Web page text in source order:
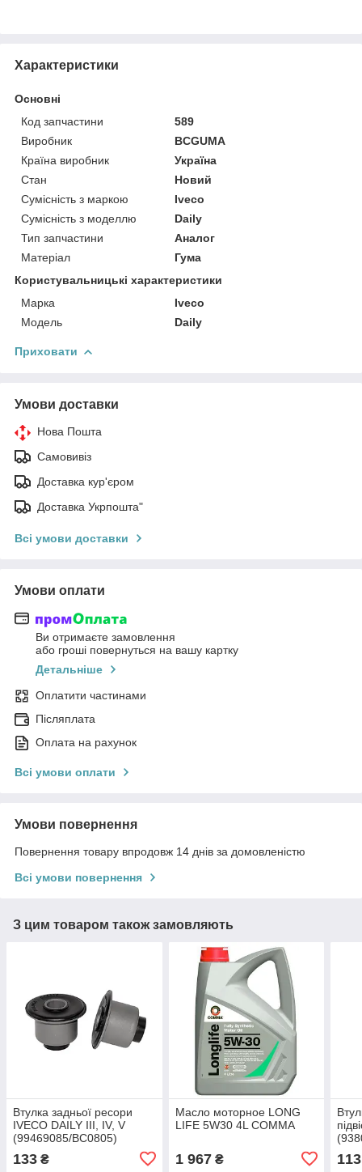
Характеристики
Основні
Код запчастини
589
Виробник
BCGUMA
Країна виробник
Україна
Стан
Новий
Сумісність з маркою
Iveco
Сумісність з моделлю
Daily
Тип запчастини
Аналог
Матеріал
Гума
Користувальницькі характеристики
Марка
Iveco
Мoдель
Daily
Приховати
Умови доставки
Нова Пошта
Самовивіз
Доставка кур'єром
Доставка Укрпошта"
Всі умови доставки
Умови оплати
Ви отримаєте замовлення
або гроші повернуться на вашу картку
Детальніше
Оплатити частинами
Післяплата
Оплата на рахунок
Всі умови оплати
Умови повернення
Повернення товару впродовж 14 днів за домовленістю
Всі умови повернення
З цим товаром також замовляють
Втулка задньої ресори
IVECO DAILY III, IV, V
(99469085/BC0805)
133 ₴
Масло моторное LONG
LIFE 5W30 4L COMMA
1 967₴ 113